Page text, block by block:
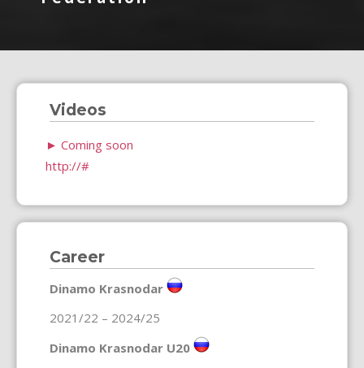
Videos
► Coming soon
http://#
Career
Dinamo Krasnodar
2021/22 – 2024/25
Dinamo Krasnodar U20